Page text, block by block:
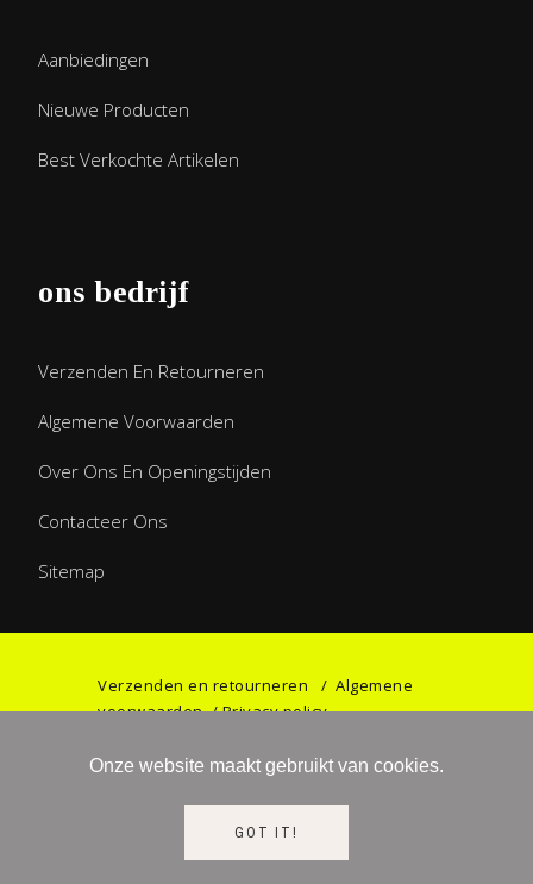
Aanbiedingen
Nieuwe Producten
Best Verkochte Artikelen
ons bedrijf
Verzenden En Retourneren
Algemene Voorwaarden
Over Ons En Openingstijden
Contacteer Ons
Sitemap
Verzenden en retourneren /Algemene
voorwaarden/Privacy policy
©2023 Games & Gifts by Haniel. All rights
Onze website maakt gebruikt van cookies.
GOT IT!